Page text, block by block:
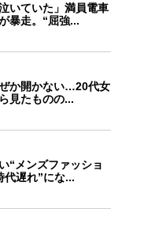
いていた」満員電車
暴走。“屈強...
か開かない…20代女
見たものの...
“メンズファッショ
代遅れ”にな...